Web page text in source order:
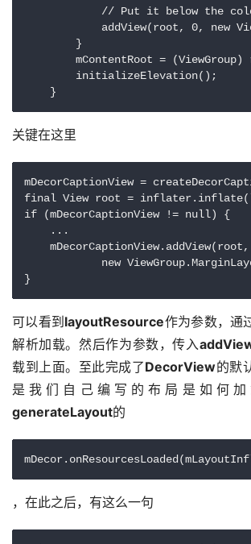
// Put it below the
addView(root, 0, new
        }
mContentRoot = (ViewGroup)
        initializeElevation();
    }
关键在这里
mDecorCaptionView =
final View root =
if (mDecorCaptionView != null) {
    ...
    mDecorCaptionView.addView(root,
new
}
可以看到 layoutResource作为参数，通
解析加载。然后作为参数，传入
载到上面。至此完成了DecorView的默
是我们自己编写的布局是如何加
generateLayout的
，在此之后，有这么一句